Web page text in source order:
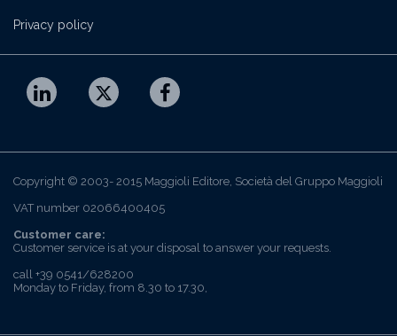
Privacy policy
Copyright © 2003- 2015 Maggioli Editore, Società del Gruppo Maggioli
VAT number 02066400405
Customer care:
Customer service is at your disposal to answer your requests.
call +39 0541/628200
Monday to Friday, from 8.30 to 17.30,